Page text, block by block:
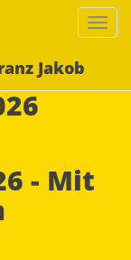
Jakob
- Mit